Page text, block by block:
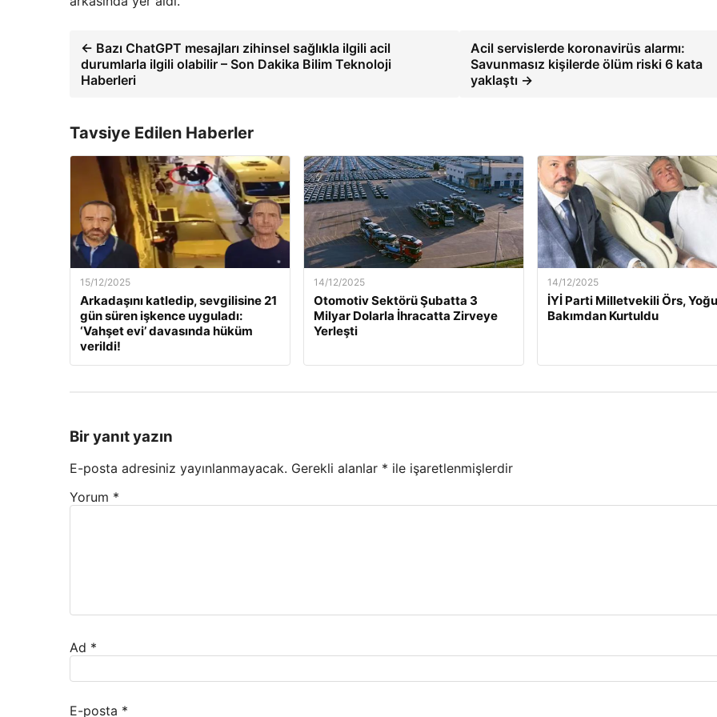
← Bazı ChatGPT mesajları zihinsel sağlıkla ilgili acil
durumlarla ilgili olabilir – Son Dakika Bilim Teknoloji
Haberleri
Acil servislerde koronavirüs alarmı:
Savunmasız kişilerde ölüm riski 6 kata
yaklaştı →
Tavsiye Edilen Haberler
15/12/2025
Arkadaşını katledip, sevgilisine 21
gün süren işkence uyguladı:
‘Vahşet evi’ davasında hüküm
verildi!
14/12/2025
Otomotiv Sektörü Şubatta 3
Milyar Dolarla İhracatta Zirveye
Yerleşti
14/12/2025
İYİ Parti Milletvekili Örs,
Bakımdan Kurtuldu
Bir yanıt yazın
E-posta adresiniz yayınlanmayacak. Gerekli alanlar * ile işaretlenmişlerdir
Yorum *
Ad *
E-posta *